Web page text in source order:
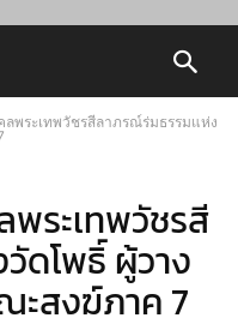
พระเทพวัชรสีลาภรณ์ร่มธรรมแห่ง
ระเทพวัชรสี
ดโพธิ์ ผู้วาง
ะสงฆ์ภาค 7